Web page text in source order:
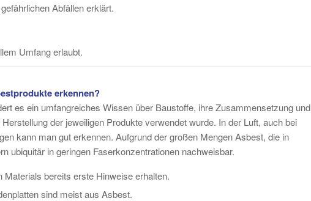
Abfällen erklärt.
Umfang erlaubt.
erkennen?
es ein umfangreiches Wissen über Baustoffe, ihre Zusammensetzung und
der jeweiligen Produkte verwendet wurde. In der Luft, auch bei
kann man gut erkennen. Aufgrund der großen Mengen Asbest, die in
ubiquitär in geringen Faserkonzentrationen nachweisbar.
bereits erste Hinweise erhalten.
sind meist aus Asbest.